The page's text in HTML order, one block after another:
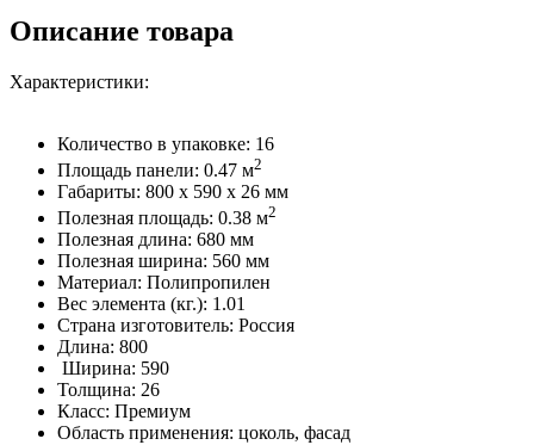
Описание товара
Характеристики:
Количество в упаковке: 16
Площадь панели: 0.47 м2
Габариты: 800 x 590 x 26 мм
Полезная площадь: 0.38 м2
Полезная длина: 680 мм
Полезная ширина: 560 мм
Материал: Полипропилен
Вес элемента (кг.): 1.01
Страна изготовитель: Россия
Длина: 800
Ширина: 590
Толщина: 26
Класс: Премиум
Область применения: цоколь, фасад